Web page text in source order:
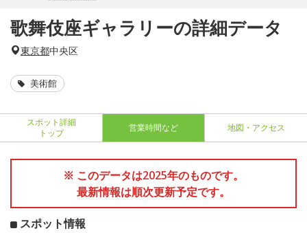
歌舞伎座ギャラリーの詳細データ
東京都中央区
美術館
スポット詳細
トップ
営業時間など 地図・アクセス
※ このデータは2025年のものです。
最新情報は順次更新予定です。
スポット情報